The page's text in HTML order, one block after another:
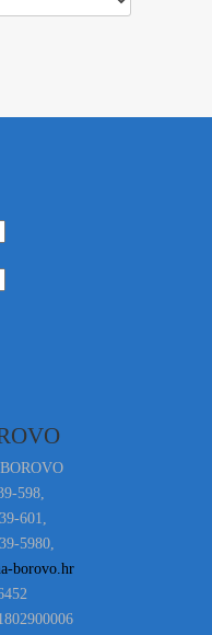
598,
601,
5980,
borovo.hr